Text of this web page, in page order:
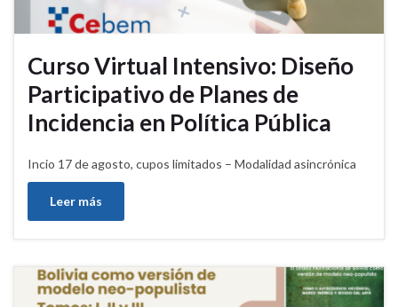
Curso Virtual Intensivo: Diseño
Participativo de Planes de
Incidencia en Política Pública
Incio 17 de agosto, cupos limitados – Modalidad asincrónica
Leer más